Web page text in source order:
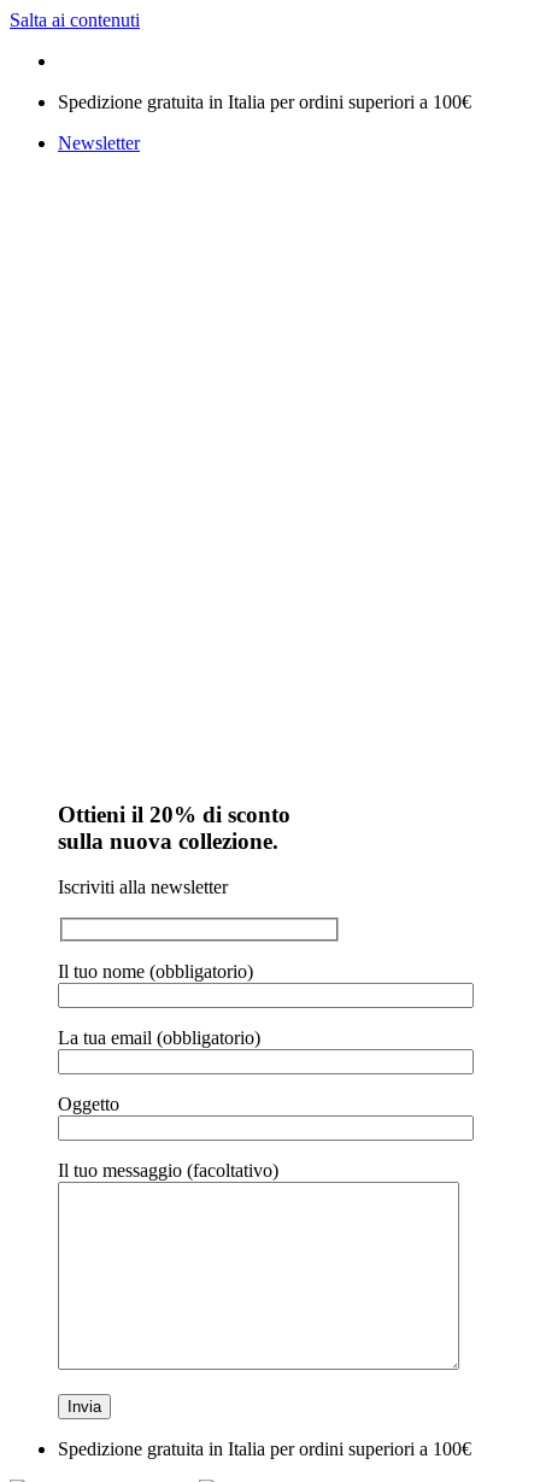
Salta ai contenuti
Spedizione gratuita in Italia per ordini superiori a 100€
Newsletter
Ottieni il 20% di sconto
sulla nuova collezione.
Iscriviti alla newsletter
Il tuo nome (obbligatorio)
La tua email (obbligatorio)
Oggetto
Il tuo messaggio (facoltativo)
Spedizione gratuita in Italia per ordini superiori a 100€